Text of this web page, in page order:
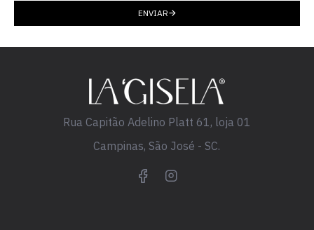
ENVIAR
Rua Capitão Adelino Platt 61, loja 01
Campinas, São José - SC.